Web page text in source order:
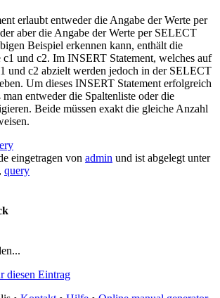
erlaubt entweder die Angabe der Werte per
aber die Angabe der Werte per SELECT
Beispiel erkennen kann, enthält die
c1 und c2. Im INSERT Statement, welches auf
und c2 abzielt werden jedoch in der SELECT
Um dieses INSERT Statement erfolgreich
entweder die Spaltenliste oder die
Beide müssen exakt die gleiche Anzahl
eingetragen von admin und ist abgelegt unter
, query
diesen Eintrag